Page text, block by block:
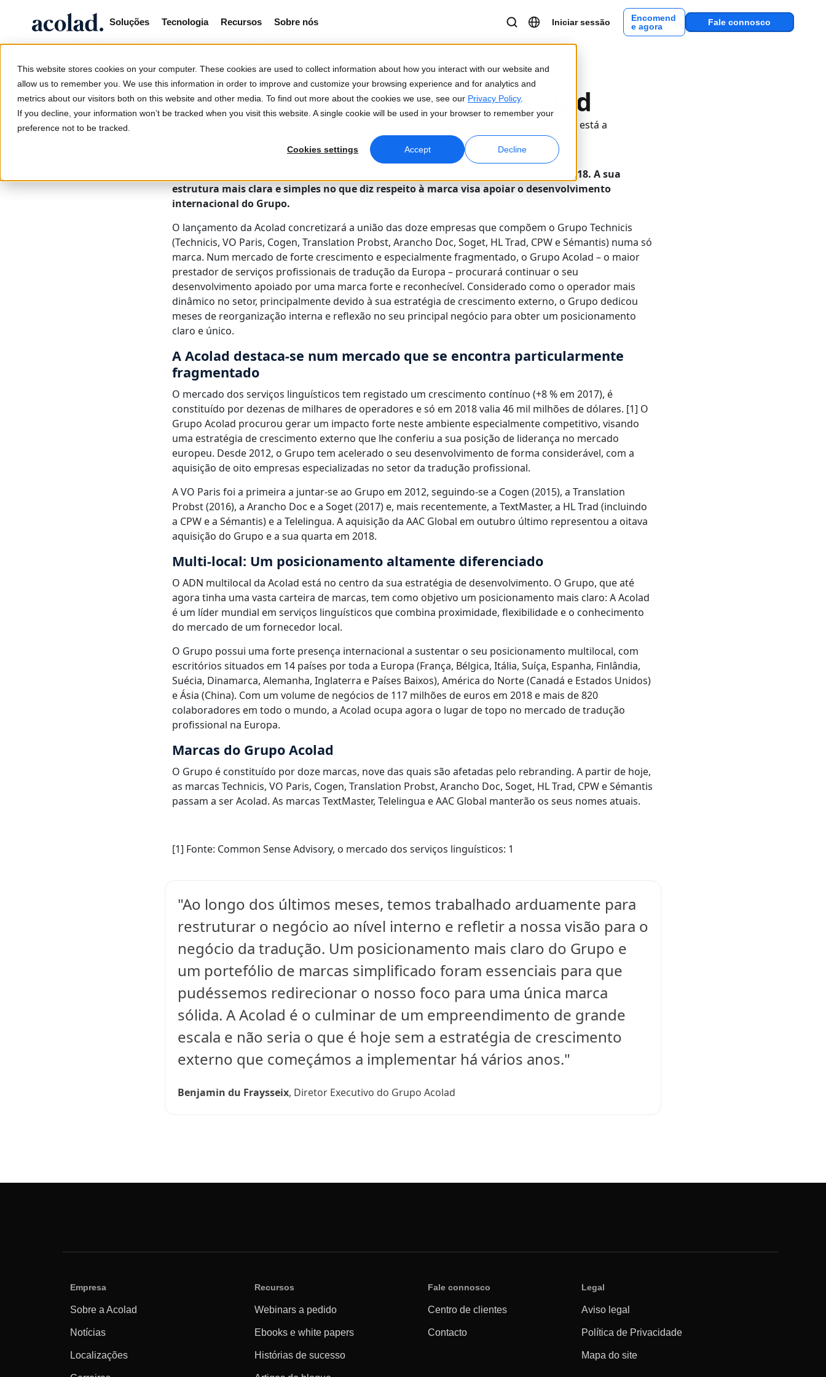
This website stores cookies on your computer. These cookies are used to collect information about how you interact with our website and
allow us to remember you. We use this information in order to improve and customize your browsing experience and for analytics and
metrics about our visitors both on this website and other media. To find out more about the cookies we use, see our Privacy Policy.
If you decline, your information won’t be tracked when you visit this website. A single cookie will be used in your browser to remember your
preference not to be tracked.
Cookies settings Accept Decline
Soluções Tecnologia Recursos Sobre nós Iniciar sessão
Encomend
e agora
Fale connosco
29 de janeiro de 2019
O Grupo Technicis agora é Acolad
O Grupo Technicis, o maior prestador de serviços profissionais de tradução da Europa, está a
O Grupo, que lidera o mercado europeu, gerou mais de 117 milhões de euros em 2018. A sua
estrutura mais clara e simples no que diz respeito à marca visa apoiar o desenvolvimento
internacional do Grupo.
O lançamento da Acolad concretizará a união das doze empresas que compõem o Grupo Technicis
(Technicis, VO Paris, Cogen, Translation Probst, Arancho Doc, Soget, HL Trad, CPW e Sémantis) numa só
marca. Num mercado de forte crescimento e especialmente fragmentado, o Grupo Acolad – o maior
prestador de serviços profissionais de tradução da Europa – procurará continuar o seu
desenvolvimento apoiado por uma marca forte e reconhecível. Considerado como o operador mais
dinâmico no setor, principalmente devido à sua estratégia de crescimento externo, o Grupo dedicou
meses de reorganização interna e reflexão no seu principal negócio para obter um posicionamento
claro e único.
A Acolad destaca-se num mercado que se encontra particularmente
fragmentado
O mercado dos serviços linguísticos tem registado um crescimento contínuo (+8 % em 2017), é
constituído por dezenas de milhares de operadores e só em 2018 valia 46 mil milhões de dólares. [1] O
Grupo Acolad procurou gerar um impacto forte neste ambiente especialmente competitivo, visando
uma estratégia de crescimento externo que lhe conferiu a sua posição de liderança no mercado
europeu. Desde 2012, o Grupo tem acelerado o seu desenvolvimento de forma considerável, com a
aquisição de oito empresas especializadas no setor da tradução profissional.
A VO Paris foi a primeira a juntar-se ao Grupo em 2012, seguindo-se a Cogen (2015), a Translation
Probst (2016), a Arancho Doc e a Soget (2017) e, mais recentemente, a TextMaster, a HL Trad (incluindo
a CPW e a Sémantis) e a Telelingua. A aquisição da AAC Global em outubro último representou a oitava
aquisição do Grupo e a sua quarta em 2018.
Multi-local: Um posicionamento altamente diferenciado
O ADN multilocal da Acolad está no centro da sua estratégia de desenvolvimento. O Grupo, que até
agora tinha uma vasta carteira de marcas, tem como objetivo um posicionamento mais claro: A Acolad
é um líder mundial em serviços linguísticos que combina proximidade, flexibilidade e o conhecimento
do mercado de um fornecedor local.
O Grupo possui uma forte presença internacional a sustentar o seu posicionamento multilocal, com
escritórios situados em 14 países por toda a Europa (França, Bélgica, Itália, Suíça, Espanha, Finlândia,
Suécia, Dinamarca, Alemanha, Inglaterra e Países Baixos), América do Norte (Canadá e Estados Unidos)
e Ásia (China). Com um volume de negócios de 117 milhões de euros em 2018 e mais de 820
colaboradores em todo o mundo, a Acolad ocupa agora o lugar de topo no mercado de tradução
profissional na Europa.
Marcas do Grupo Acolad
O Grupo é constituído por doze marcas, nove das quais são afetadas pelo rebranding. A partir de hoje,
as marcas Technicis, VO Paris, Cogen, Translation Probst, Arancho Doc, Soget, HL Trad, CPW e Sémantis
passam a ser Acolad. As marcas TextMaster, Telelingua e AAC Global manterão os seus nomes atuais.
[1] Fonte: Common Sense Advisory, o mercado dos serviços linguísticos: 1
"Ao longo dos últimos meses, temos trabalhado arduamente para
restruturar o negócio ao nível interno e refletir a nossa visão para o
negócio da tradução. Um posicionamento mais claro do Grupo e
um portefólio de marcas simplificado foram essenciais para que
pudéssemos redirecionar o nosso foco para uma única marca
sólida. A Acolad é o culminar de um empreendimento de grande
escala e não seria o que é hoje sem a estratégia de crescimento
externo que começámos a implementar há vários anos."
Benjamin du Fraysseix, Diretor Executivo do Grupo Acolad
Empresa
Sobre a Acolad
Notícias
Localizações
Recursos
Webinars a pedido
Ebooks e white papers
Histórias de sucesso
Fale connosco
Centro de clientes
Contacto
Legal
Aviso legal
Política de Privacidade
Mapa do site